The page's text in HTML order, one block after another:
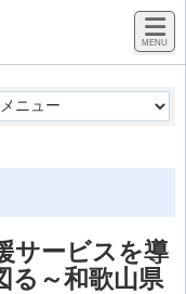
サービスを導
る～和歌山県